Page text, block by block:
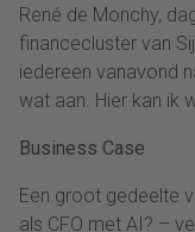
René de Monchy,
financecluster van
iedereen vanavond
wat aan. Hier kan ik
Business Case
Een groot gedeelte
als CFO met AI? –